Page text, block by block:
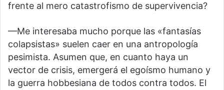
frente al mero catastrofismo de supervivencia?
—Me interesaba mucho porque las «fantasías
colapsistas» suelen caer en una antropología
pesimista. Asumen que, en cuanto haya un
vector de crisis, emergerá el egoísmo humano y
la guerra hobbesiana de todos contra todos. El